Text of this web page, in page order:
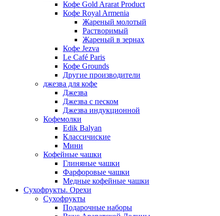
Кофе Gold Ararat Product
Кофе Royal Armenia
Жареный молотый
Растворимый
Жареный в зернах
Кофе Jezva
Le Café Paris
Кофе Grounds
Другие производители
джезва для кофе
Джезва
Джезва с песком
Джезва индукционной
Кофемолки
Edik Balyan
Классичиские
Мини
Кофейные чашки
Глиняные чашки
Фарфоровые чашки
Медные кофейные чашки
Сухофрукты. Орехи
Сухофрукты
Подарочные наборы